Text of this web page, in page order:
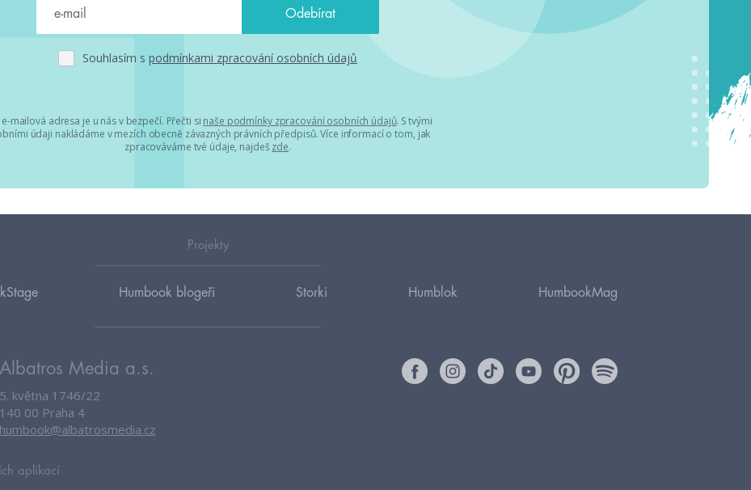
Souhlasím s podmínkami zpracování osobních údajů
e-mailová adresa je u nás v bezpečí. Přečti si naše podmínky zpracování osobních údajů. S tvými
údaji nakládáme v mezích obecně závazných právních předpisů. Více informací o tom, jak
zpracováváme tvé údaje, najdeš zde.
Projekty
Humbook blogeři Storki Humblok HumbookMag
Albatros Media a.s.
5. května 1746/22
140 00 Praha 4
humbook@albatrosmedia.cz
aplikací